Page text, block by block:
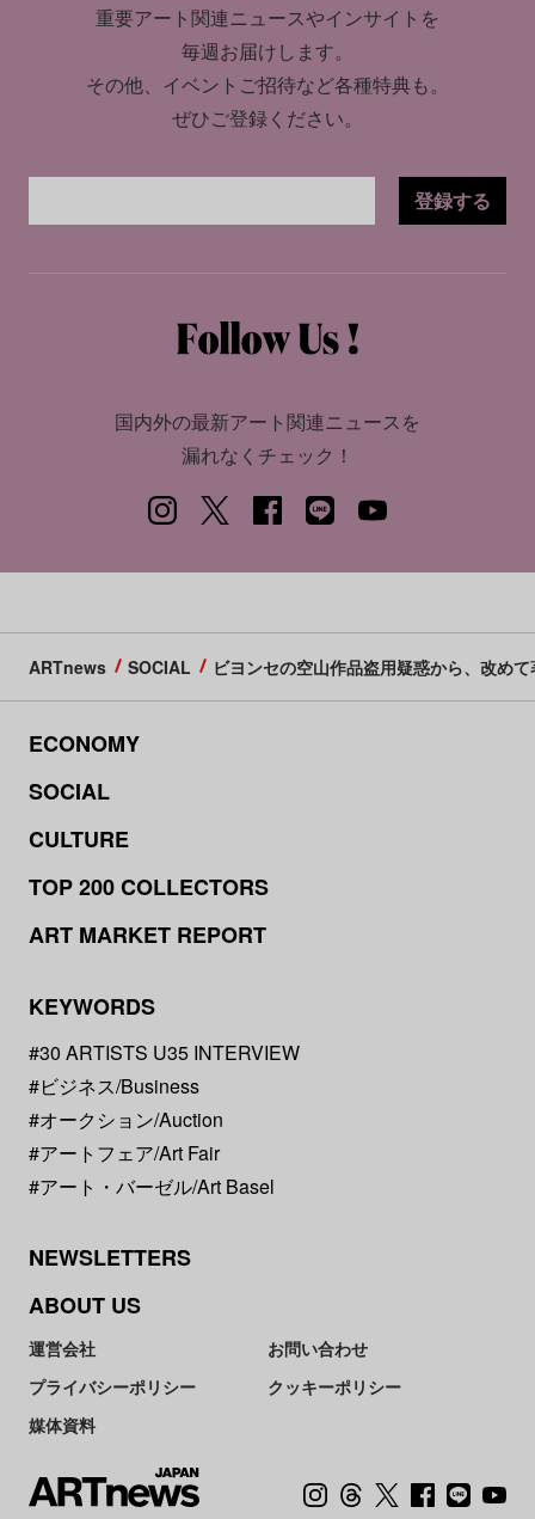
重要アート関連ニュースやインサイトを
毎週お届けします。
その他、イベントご招待など各種特典も。
ぜひご登録ください。
登録する
国内外の最新アート関連ニュースを
漏れなくチェック！
ARTnews SOCIAL ビヨンセの空山作品盗用疑惑から、改め
ECONOMY
SOCIAL
CULTURE
TOP 200 COLLECTORS
ART MARKET REPORT
KEYWORDS
#30 ARTISTS U35 INTERVIEW
#ビジネス/Business
#オークション/Auction
#アートフェア/Art Fair
#アート・バーゼル/Art Basel
NEWSLETTERS
ABOUT US
運営会社
お問い合わせ
プライバシーポリシー
クッキーポリシー
媒体資料